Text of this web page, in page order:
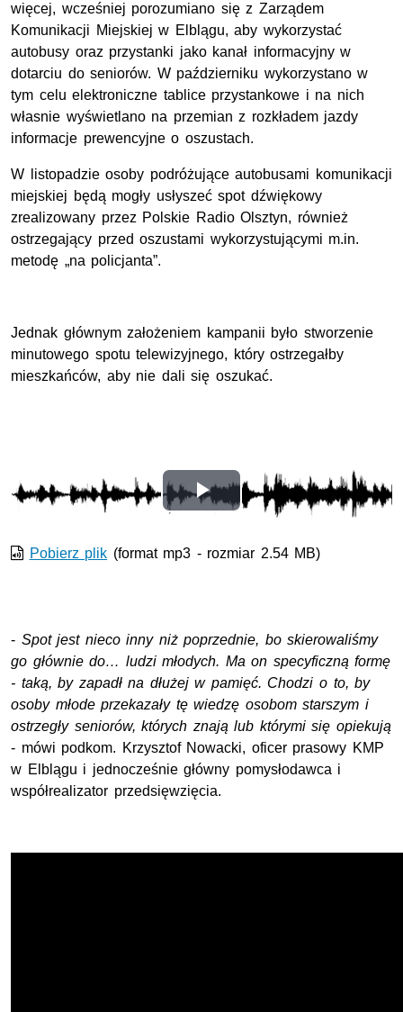
więcej, wcześniej porozumiano się z Zarządem
Komunikacji Miejskiej w Elblągu, aby wykorzystać
autobusy oraz przystanki jako kanał informacyjny w
dotarciu do seniorów. W październiku wykorzystano w
tym celu elektroniczne tablice przystankowe i na nich
własnie wyświetlano na przemian z rozkładem jazdy
informacje prewencyjne o oszustach.
W listopadzie osoby podróżujące autobusami komunikacji
miejskiej będą mogły usłyszeć spot dźwiękowy
zrealizowany przez Polskie Radio Olsztyn, również
ostrzegający przed oszustami wykorzystującymi m.in.
metodę „na policjanta”.
Jednak głównym założeniem kampanii było stworzenie
minutowego spotu telewizyjnego, który ostrzegałby
mieszkańców, aby nie dali się oszukać.
Odtwórz
wideo
Pobierz plik (format mp3 - rozmiar 2.54 MB)
- Spot jest nieco inny niż poprzednie, bo skierowaliśmy
go głównie do… ludzi młodych. Ma on specyficzną formę
- taką, by zapadł na dłużej w pamięć. Chodzi o to, by
osoby młode przekazały tę wiedzę osobom starszym i
ostrzegły seniorów, których znają lub którymi się opiekują
- mówi podkom. Krzysztof Nowacki, oficer prasowy KMP
w Elblągu i jednocześnie główny pomysłodawca i
współrealizator przedsięwzięcia.